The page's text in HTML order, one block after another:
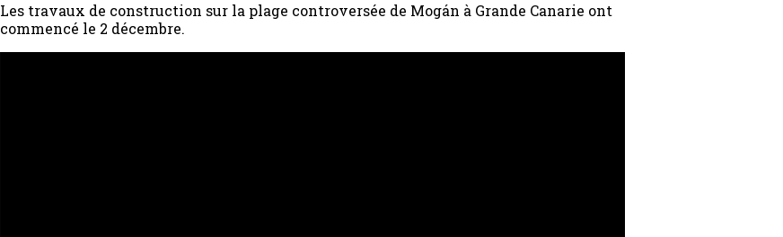
Les travaux de construction sur la plage controversée de Mogán à Grande Canarie ont
commencé le 2 décembre.